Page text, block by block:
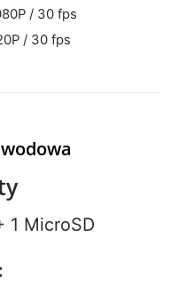
/ 30 fps
/ 30 fps
1 MicroSD